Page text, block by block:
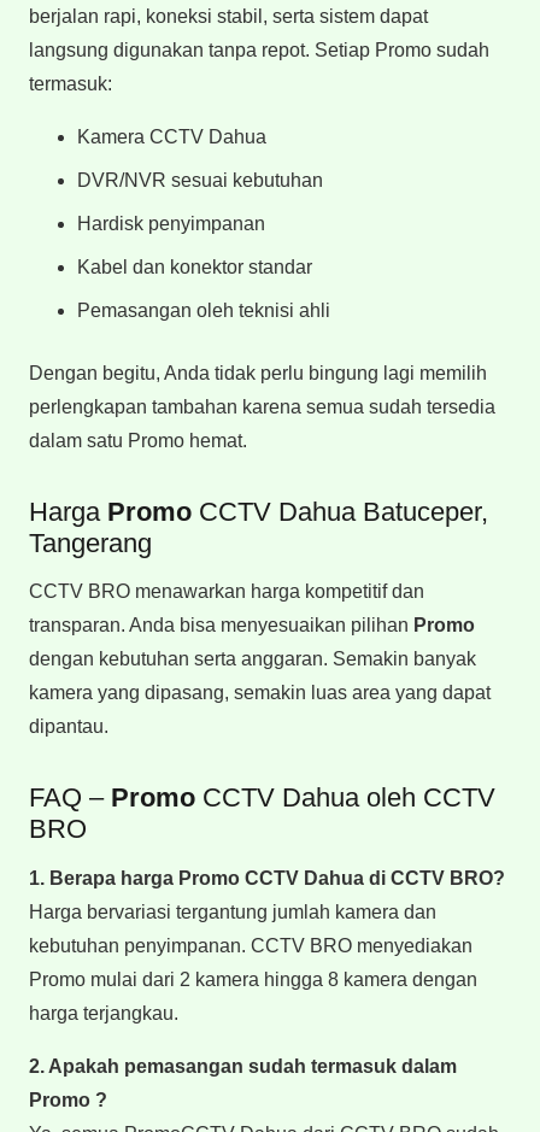
berjalan rapi, koneksi stabil, serta sistem dapat
langsung digunakan tanpa repot. Setiap Promo sudah
termasuk:
Kamera CCTV Dahua
DVR/NVR sesuai kebutuhan
Hardisk penyimpanan
Kabel dan konektor standar
Pemasangan oleh teknisi ahli
Dengan begitu, Anda tidak perlu bingung lagi memilih
perlengkapan tambahan karena semua sudah tersedia
dalam satu Promo hemat.
Harga Promo CCTV Dahua Batuceper,
Tangerang
CCTV BRO menawarkan harga kompetitif dan
transparan. Anda bisa menyesuaikan pilihan Promo
dengan kebutuhan serta anggaran. Semakin banyak
kamera yang dipasang, semakin luas area yang dapat
dipantau.
FAQ – Promo CCTV Dahua oleh CCTV
BRO
1. Berapa harga Promo CCTV Dahua di CCTV BRO?
Harga bervariasi tergantung jumlah kamera dan
kebutuhan penyimpanan. CCTV BRO menyediakan
Promo mulai dari 2 kamera hingga 8 kamera dengan
harga terjangkau.
2. Apakah pemasangan sudah termasuk dalam
Promo ?